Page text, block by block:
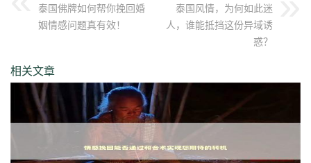
泰国佛牌如何帮你挽回婚
姻情感问题真有效！
泰国风情，为何如此迷
人，谁能抵挡这份异域诱
惑？
相关文章